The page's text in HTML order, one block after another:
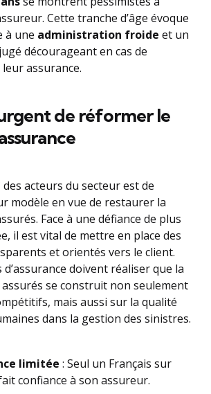
Cette tranche d’âge évoque
à une administration froide et un
décourageant en cas de
assurance.
de réformer le
acteurs du secteur est de
modèle en vue de restaurer la
Face à une défiance de plus
il est vital de mettre en place des
et orientés vers le client.
d’assurance doivent réaliser que la
se construit non seulement
mais aussi sur la qualité
dans la gestion des sinistres.
limitée : Seul un Français sur
confiance à son assureur.